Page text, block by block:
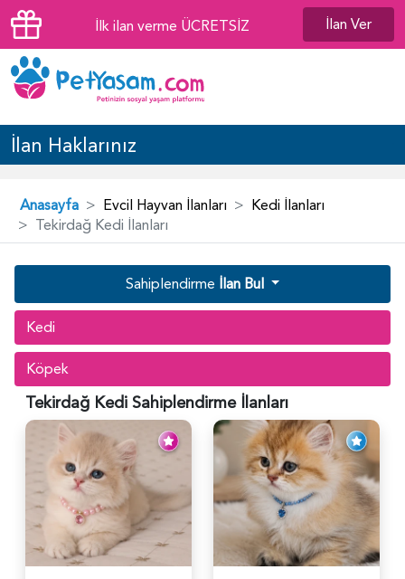
İlk ilan verme ÜCRETSİZ İlan Ver
İlan Haklarınız
Anasayfa Evcil Hayvan İlanları
Kedi İlanları
Tekirdağ Kedi İlanları
Sahiplendirme İlan Bul
Kedi
Köpek
Tekirdağ Kedi Sahiplendirme İlanları